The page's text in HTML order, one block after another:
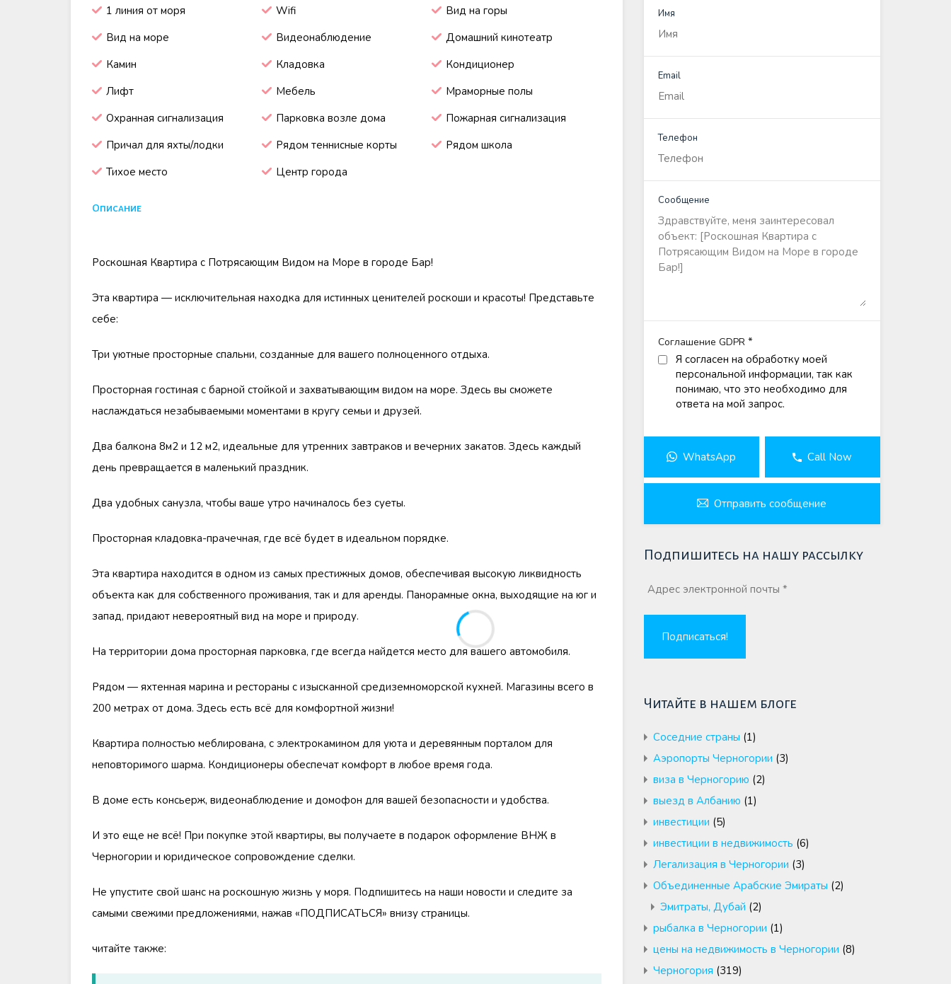
1 линия от моря Wifi
Вид на горы
Вид на море
Видеонаблюдение
Домашний кинотеатр
Камин
Кладовка
Кондиционер
Лифт
Мебель
Мраморные полы
Охранная сигнализация
Парковка возле дома
Пожарная сигнализация
Причал для яхты/лодки
Рядом теннисные корты
Рядом школа
Тихое место
Центр города
Описание
Роскошная Квартира с Потрясающим Видом на Море в городе Бар!
Эта квартира — исключительная находка для истинных ценителей роскоши и красоты! Представьте
себе:
Три уютные просторные спальни, созданные для вашего полноценного отдыха.
Просторная гостиная с барной стойкой и захватывающим видом на море. Здесь вы сможете
наслаждаться незабываемыми моментами в кругу семьи и друзей.
Два балкона 8м2 и 12 м2, идеальные для утренних завтраков и вечерних закатов. Здесь каждый
день превращается в маленький праздник.
Два удобных санузла, чтобы ваше утро начиналось без суеты.
Просторная кладовка-прачечная, где всё будет в идеальном порядке.
Эта квартира находится в одном из самых престижных домов, обеспечивая высокую ликвидность
объекта как для собственного проживания, так и для аренды. Панорамные окна, выходящие на юг и
запад, придают невероятный вид на море и природу.
На территории дома просторная парковка, где всегда найдется место для вашего автомобиля.
Рядом — яхтенная марина и рестораны с изысканной средиземноморской кухней. Магазины всего в
200 метрах от дома. Здесь есть всё для комфортной жизни!
Квартира полностью меблирована, с электрокамином для уюта и деревянным порталом для
неповторимого шарма. Кондиционеры обеспечат комфорт в любое время года.
В доме есть консьерж, видеонаблюдение и домофон для вашей безопасности и удобства.
И это еще не всё! При покупке этой квартиры, вы получаете в подарок оформление ВНЖ в
Черногории и юридическое сопровождение сделки.
Не упустите свой шанс на роскошную жизнь у моря. Подпишитесь на наши новости и следите за
самыми свежими предложениями, нажав «ПОДПИСАТЬСЯ» внизу страницы.
читайте также:
Имя
Email
Телефон
Сообщение
Соглашение GDPR *
Я согласен на обработку моей
персональной информации, так как
понимаю, что это необходимо для
ответа на мой запрос.
WhatsApp Call Now
Отправить сообщение
Подпишитесь на нашу рассылку
Читайте в нашем блоге
Cоседние страны (1)
Аэропорты Черногории (3)
виза в Черногорию (2)
выезд в Албанию (1)
инвестиции (5)
инвестиции в недвижимость (6)
Легализация в Черногории (3)
Объединенные Арабские Эмираты (2)
Эмитраты, Дубай (2)
рыбалка в Черногории (1)
цены на недвижимость в Черногории (8)
Черногория (319)